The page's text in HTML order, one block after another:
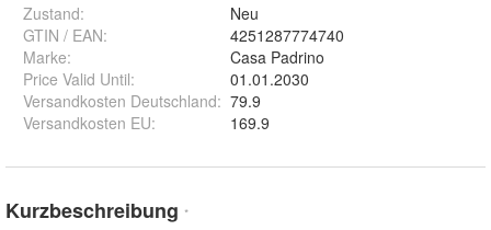
Zustand:
Neu
GTIN / EAN:
4251287774740
Marke:
Casa Padrino
Price Valid Until:
01.01.2030
Versandkosten Deutschland: 79.9
Versandkosten EU: 169.9
Kurzbeschreibung *